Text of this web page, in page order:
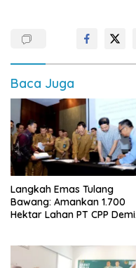
Baca Juga
Langkah Emas Tulang
Bawang: Amankan 1.700
Hektar Lahan PT CPP Demi